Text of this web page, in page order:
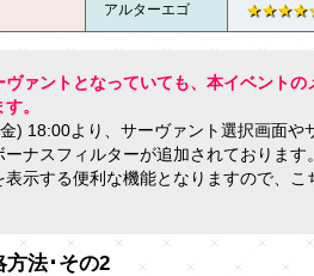
アルターエゴ
ァントとなっていても、本イベントの
。
) 18:00より、サーヴァント選択画面や
ーナスフィルターが追加されておりま
表示する便利な機能となりますので、
法･その2